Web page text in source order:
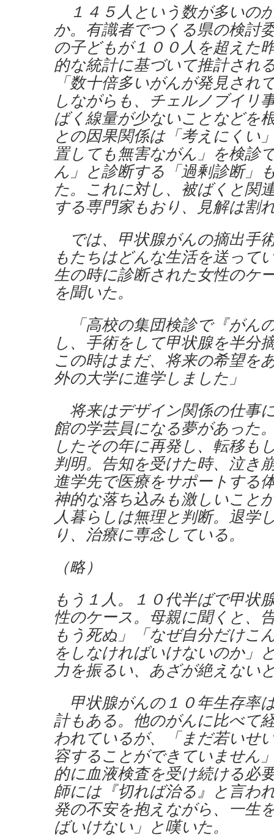
１４５人という数が多いの
か。有識者でつくる県の検討
の子どもが１００人を超えた
的な統計に基づいて推計され
「数十倍多いがんが発見され
しながらも、チェルノブイリ
ばく線量が少ないことなどを
との因果関係は「考えにくい
置しても無害ながん」を検診
ん」と診断する「過剰診断」
た。これに対し、被ばくと関
する専門家もおり、見解は割
では、甲状腺がんの摘出手
もたちはどんな生活を送って
生の時に診断された女性のケ
を聞いた。
「高校の集団検診で『がん
し、手術をして甲状腺を半分
この時はまだ、将来の希望を
外の大学に進学しました」
将来はデザイン関係の仕事
館の学芸員になる夢があった
したその年に再発し、転移も
判明。告知を受けた時、泣き
進学先で医療をサポートする
神的な落ち込みも激しいこと
人暮らしは無理と判断。退学
り、治療に専念している。
（略）
もう１人。１０代半ばで甲状
性のケース。母親に聞くと、
もう死ぬ」「なぜ自分だけこ
をしなければいけないのか」
力を振るい、あざが絶えない
甲状腺がんの１０年生存率
計もある。他のがんに比べて
われているが、「まだ若いせ
容することができていません
的に血液検査を受け続ける必
師には『切れば治る』と言わ
発の不安を抱えながら、一生
ばいけない」と嘆いた。